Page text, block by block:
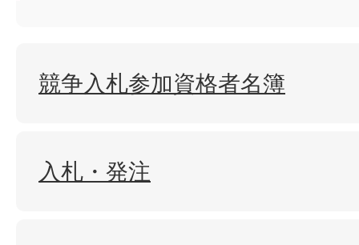
競争入札参加資格者名簿
入札・発注